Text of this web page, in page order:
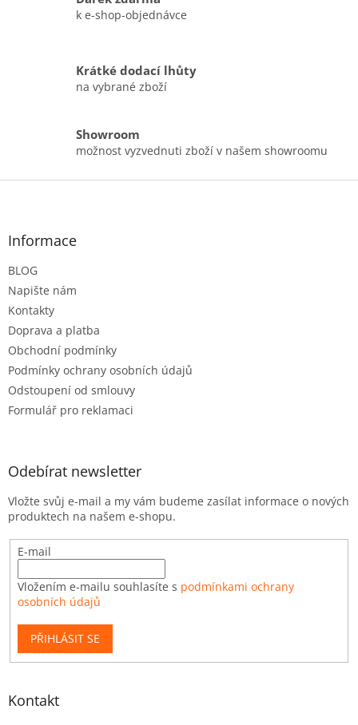
k e-shop-objednávce
Krátké dodací lhůty
na vybrané zboží
Showroom
možnost vyzvednuti zboží v našem showroomu
Z
Informace
BLOG
Napište nám
Kontakty
Doprava a platba
Obchodní podmínky
Podmínky ochrany osobních údajů
Odstoupení od smlouvy
Formulář pro reklamaci
Odebírat newsletter
Vložte svůj e-mail a my vám budeme zasílat informace o nových
produktech na našem e-shopu.
E-mail
Vložením e-mailu souhlasíte s podmínkami ochrany
osobních údajů
PŘIHLÁSIT SE
Kontakt